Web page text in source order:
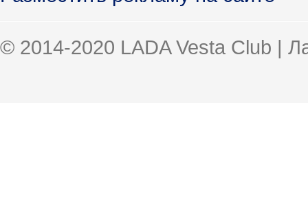
© 2014-2020 LADA Vesta Club |